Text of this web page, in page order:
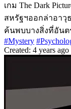
เกม The Dark
สหรัฐฯออกล่าอาวุ
ค้นพบบางสิ่งที่อัน
#Mystery
Created: 4 years ago